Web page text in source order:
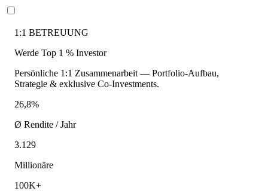
1:1 BETREUUNG
Werde Top 1 % Investor
Persönliche 1:1 Zusammenarbeit — Portfolio-Aufbau,
Strategie & exklusive Co-Investments.
26,8%
Ø Rendite / Jahr
3.129
Millionäre
100K+